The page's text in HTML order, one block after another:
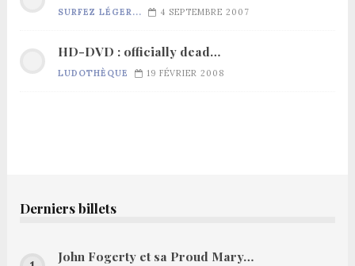
SURFEZ LÉGER... 4 SEPTEMBRE 2007
HD-DVD : officially dead…
LUDOTHÈQUE 19 FÉVRIER 2008
Derniers billets
John Fogerty et sa Proud Mary…